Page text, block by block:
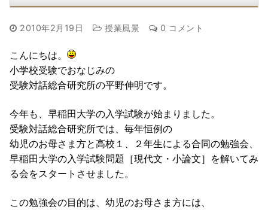
2010年2月19日 授業風景 0 コメント
こんにちは。
小学校受験でおなじみの
受験対話総合研究所の平野伸明です。
今年も、早稲田大学の入学試験が始まりました。
受験対話総合研究所では、毎年恒例の
幼児のお母さま方と高校１、２年生による合同の勉強会、
早稲田大学の入学試験問題［現代文・小論文］を解いてみ
る会をスタートさせました。
この勉強会の目的は、幼児のお母さま方には、